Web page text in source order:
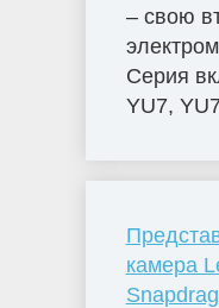
– свою
Серия
YU7,
камера